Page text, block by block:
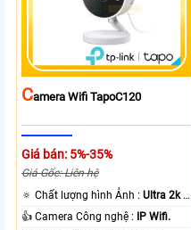
CAmera Wifi TapoC120
Giá bán: 5%-35%
Giá Gốc: Liên hệ
🔅 Chất lượng hình Ảnh :Ultra 2k +
.
👍 Camera Công nghệ :
IP Wifi.